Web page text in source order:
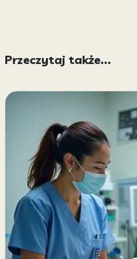
Przeczytaj także...